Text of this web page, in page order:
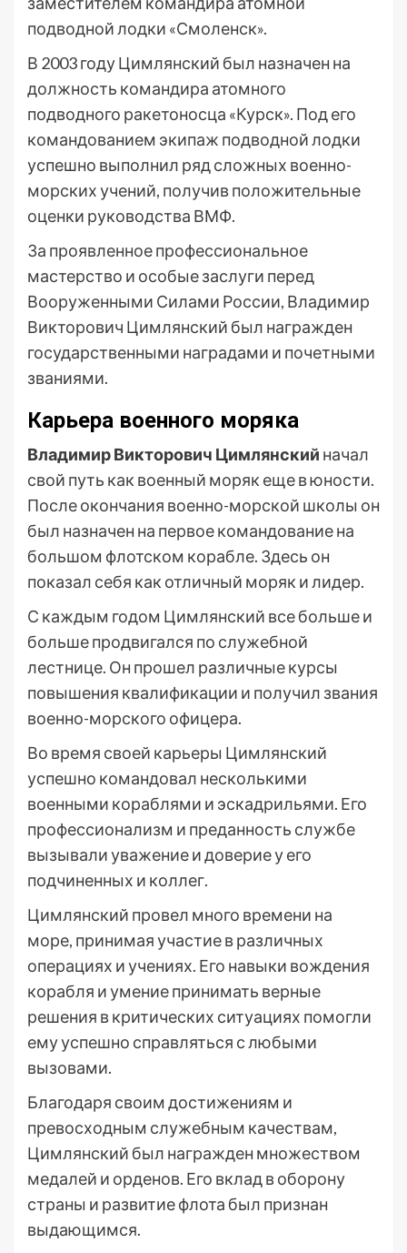
подводной лодки «Смоленск».
В 2003 году Цимлянский был назначен на
должность командира атомного
подводного ракетоносца «Курск». Под его
командованием экипаж подводной лодки
успешно выполнил ряд сложных военно-
морских учений, получив положительные
оценки руководства ВМФ.
За проявленное профессиональное
мастерство и особые заслуги перед
Вооруженными Силами России, Владимир
Викторович Цимлянский был награжден
государственными наградами и почетными
званиями.
Карьера военного моряка
Владимир Викторович Цимлянский начал
свой путь как военный моряк еще в юности.
После окончания военно-морской школы он
был назначен на первое командование на
большом флотском корабле. Здесь он
показал себя как отличный моряк и лидер.
С каждым годом Цимлянский все больше и
больше продвигался по служебной
лестнице. Он прошел различные курсы
повышения квалификации и получил звания
военно-морского офицера.
Во время своей карьеры Цимлянский
успешно командовал несколькими
военными кораблями и эскадрильями. Его
профессионализм и преданность службе
вызывали уважение и доверие у его
подчиненных и коллег.
Цимлянский провел много времени на
море, принимая участие в различных
операциях и учениях. Его навыки вождения
корабля и умение принимать верные
решения в критических ситуациях помогли
ему успешно справляться с любыми
вызовами.
Благодаря своим достижениям и
превосходным служебным качествам,
Цимлянский был награжден множеством
медалей и орденов. Его вклад в оборону
страны и развитие флота был признан
выдающимся.